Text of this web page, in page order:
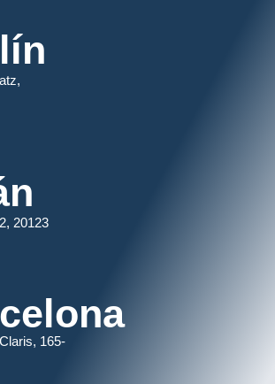
20123
165-